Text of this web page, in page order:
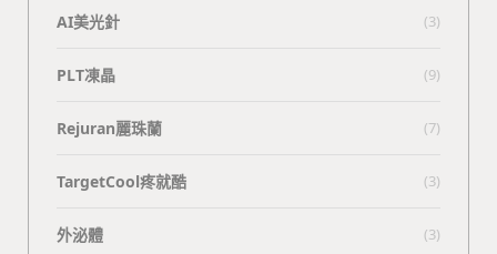
AI美光針 (3)
PLT凍晶 (9)
Rejuran麗珠蘭 (7)
TargetCool疼就酷 (3)
外泌體 (3)